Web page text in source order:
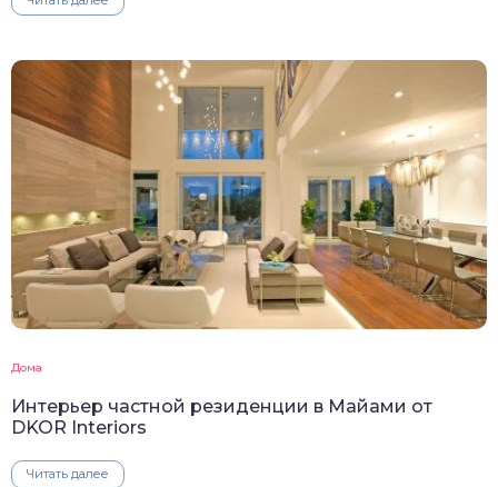
Дома
Интерьер частной резиденции в Майами от
DKOR Interiors
Читать далее